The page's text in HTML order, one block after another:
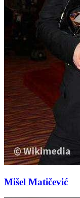
Mišel Matičević